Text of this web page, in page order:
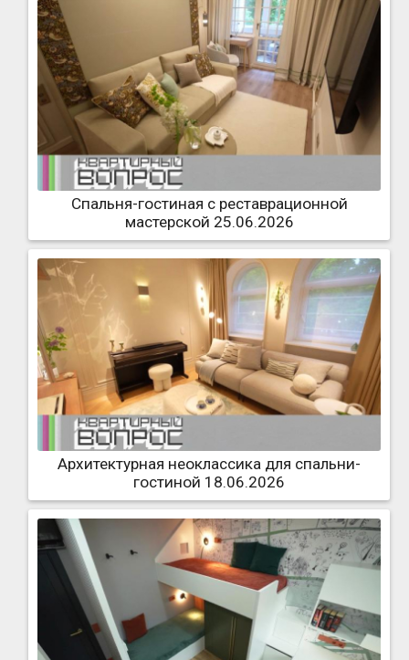
Спальня-гостиная с реставрационной
мастерской 25.06.2026
Архитектурная неоклассика для спальни-
гостиной 18.06.2026